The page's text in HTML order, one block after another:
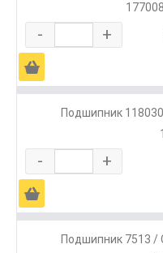
- +
Ä
Подшипник
- +
Ä
Подшипник 7513 /